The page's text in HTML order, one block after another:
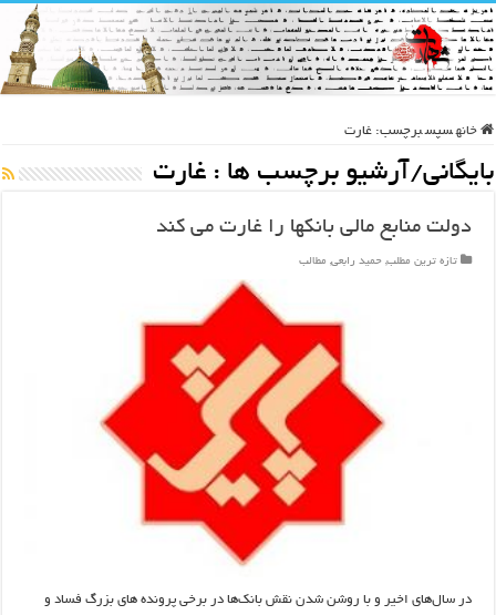
خانه سپس برچسب: غارت
بایگانی/آرشیو برچسب ها : غارت
دولت منابع مالی بانکها را غارت می کند
تازه ترین مطلب, حمید رابعی, مطالب
در سال‌های اخیر و با روشن شدن نقش بانک‌ها در برخی پرونده های بزرگ فساد و